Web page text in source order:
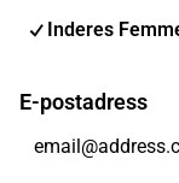
Inderes
E-postadress